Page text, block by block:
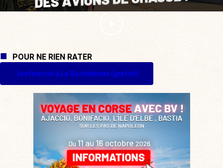
POUR NE RIEN RATER
Je m'inscris à La Quotidienne (gratuit)